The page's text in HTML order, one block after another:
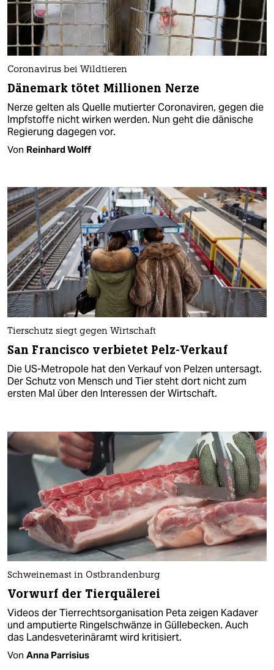
Coronavirus bei Wildtieren
Dänemark tötet Millionen Nerze
Nerze gelten als Quelle mutierter Coronaviren, gegen die
Impfstoffe nicht wirken werden. Nun geht die dänische
Regierung dagegen vor.
Von Reinhard Wolff
Tierschutz siegt gegen Wirtschaft
San Francisco verbietet Pelz-Verkauf
Die US-Metropole hat den Verkauf von Pelzen untersagt.
Der Schutz von Mensch und Tier steht dort nicht zum
ersten Mal über den Interessen der Wirtschaft.
Schweinemast in Ostbrandenburg
Vorwurf der Tierquälerei
Videos der Tierrechtsorganisation Peta zeigen Kadaver
und amputierte Ringelschwänze in Güllebecken. Auch
das Landesveterinäramt wird kritisiert.
Von Anna Parrisius